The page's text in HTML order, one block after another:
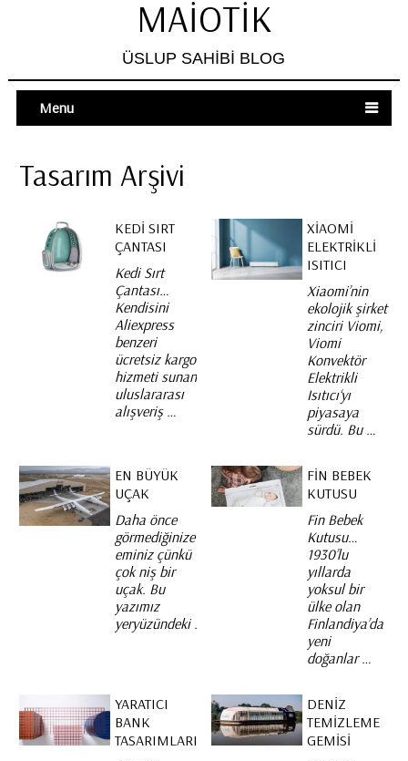
MAIOTIK
ÜSLUP SAHIBI BLOG
Menu
Tasarım Arşivi
KEDI SIRT
ÇANTASI
Kedi Sırt
Çantası…
Kendisini
Aliexpress
benzeri
ücretsiz kargo
hizmeti sunan
uluslararası
alışveriş …
XIAOMI
ELEKTRIKLI
ISITICI
Xiaomi’nin
ekolojik şirket
zinciri Viomi,
Viomi
Konvektör
Elektrikli
Isıtıcı‘yı
piyasaya
sürdü. Bu …
EN BÜYÜK
UÇAK
Daha önce
görmediğinize
eminiz çünkü
çok niş bir
uçak. Bu
yazımız
yeryüzündeki …
FIN BEBEK
KUTUSU
Fin Bebek
Kutusu…
1930’lu
yıllarda
yoksul bir
ülke olan
Finlandiya’da
yeni
doğanlar …
YARATICI
BANK
TASARIMLARI
DENIZ
TEMIZLEME
GEMISI